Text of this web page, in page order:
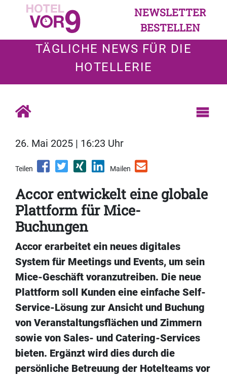
NEWSLETTER
BESTELLEN
TÄGLICHE NEWS FÜR DIE
HOTELLERIE
26. Mai 2025 | 16:23 Uhr
Teilen Mailen
Accor entwickelt eine globale
Plattform für Mice-
Buchungen
Accor erarbeitet ein neues digitales
System für Meetings und Events, um sein
Mice-Geschäft voranzutreiben. Die neue
Plattform soll Kunden eine einfache Self-
Service-Lösung zur Ansicht und Buchung
von Veranstaltungsflächen und Zimmern
sowie von Sales- und Catering-Services
bieten. Ergänzt wird dies durch die
persönliche Betreuung der Hotelteams vor